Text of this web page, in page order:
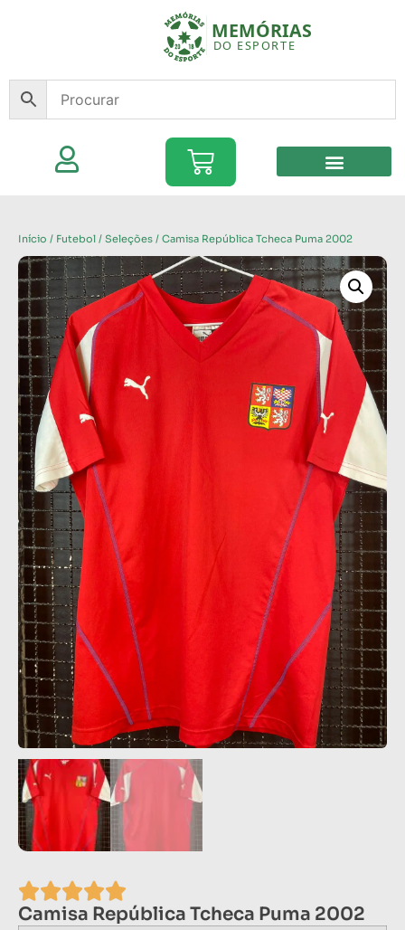
Início / Futebol / Seleções / Camisa República Tcheca Puma 2002
Camisa República Tcheca Puma 2002